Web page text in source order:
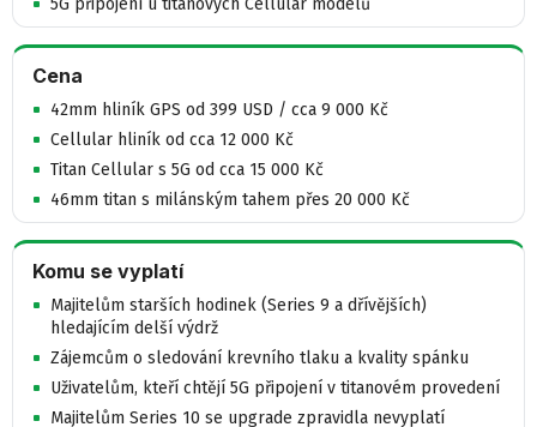
5G připojení u titanových Cellular modelů
Cena
42mm hliník GPS od 399 USD / cca 9 000 Kč
Cellular hliník od cca 12 000 Kč
Titan Cellular s 5G od cca 15 000 Kč
46mm titan s milánským tahem přes 20 000 Kč
Komu se vyplatí
Majitelům starších hodinek (Series 9 a dřívějších)
hledajícím delší výdrž
Zájemcům o sledování krevního tlaku a kvality spánku
Uživatelům, kteří chtějí 5G připojení v titanovém provedení
Majitelům Series 10 se upgrade zpravidla nevyplatí